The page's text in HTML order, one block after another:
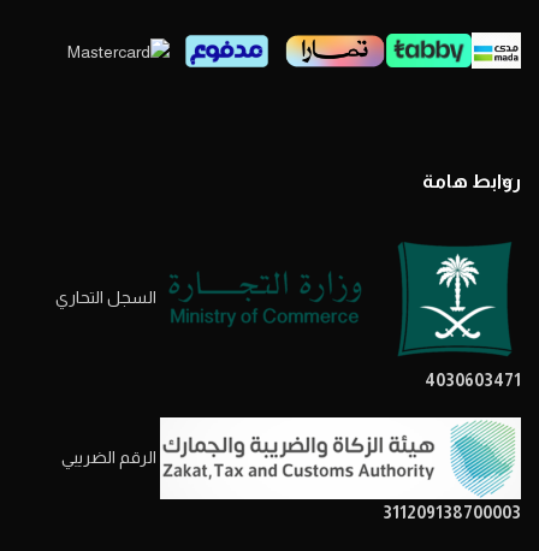
روابط هامة
السجل التحاري
4030603471
الرقم الضريبي
311209138700003